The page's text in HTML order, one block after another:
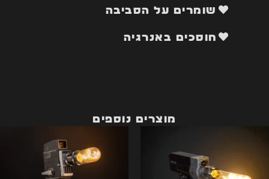
שומרים על הסביבה
חוסכים באנרגיה
מוצרים נוספים